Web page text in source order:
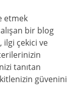
etmek
bir blog
çekici ve
tanıtan
güvenini